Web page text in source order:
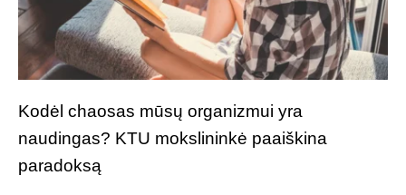
Kodėl chaosas mūsų organizmui yra
naudingas? KTU mokslininkė paaiškina
paradoksą